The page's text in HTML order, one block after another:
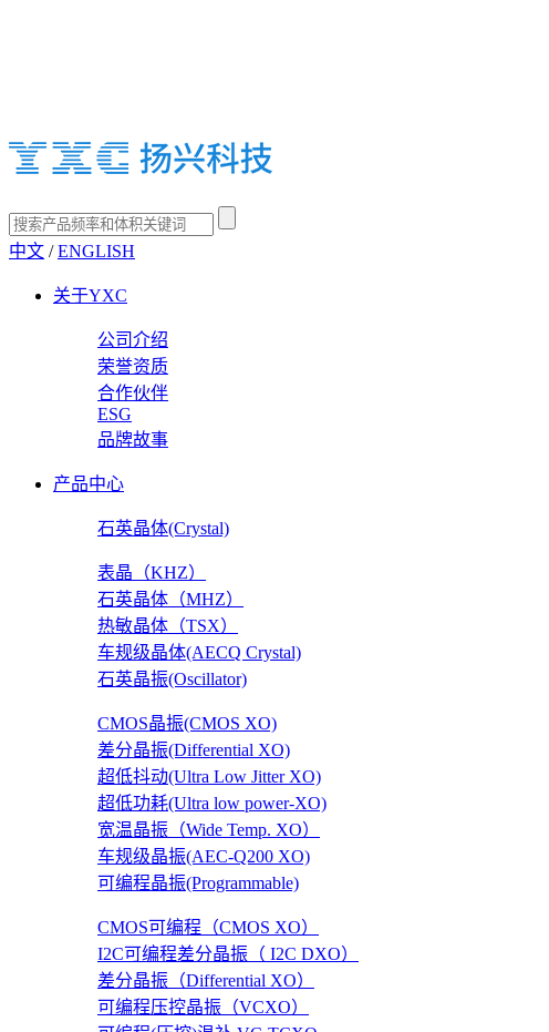
中文 /ENGLISH
关于YXC
公司介绍
荣誉资质
合作伙伴
ESG
品牌故事
产品中心
石英晶体(Crystal)
表晶（KHZ）
石英晶体（MHZ）
热敏晶体（TSX）
车规级晶体(AECQ Crystal)
石英晶振(Oscillator)
CMOS晶振(CMOS XO)
差分晶振(Differential XO)
超低抖动(Ultra Low Jitter XO)
超低功耗(Ultra low power-XO)
宽温晶振（Wide Temp. XO）
车规级晶振(AEC-Q200 XO)
可编程晶振(Programmable)
CMOS可编程（CMOS XO）
I2C可编程差分晶振（ I2C DXO）
差分晶振（Differential XO）
可编程压控晶振（VCXO）